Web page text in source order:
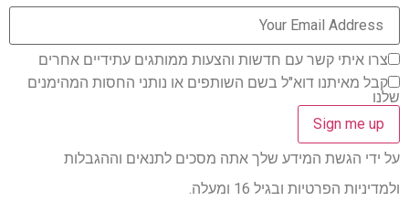
צרו איתי קשר עם חדשות והצעות ממותגים עתידיים אחרים
קבל מאיתנו דוא"ל בשם השותפים או נותני החסות המהימנים
שלנו
על ידי הגשת המידע שלך אתה מסכים לתנאים וההגבלות
ולמדיניות הפרטיות ובגיל 16 ומעלה.